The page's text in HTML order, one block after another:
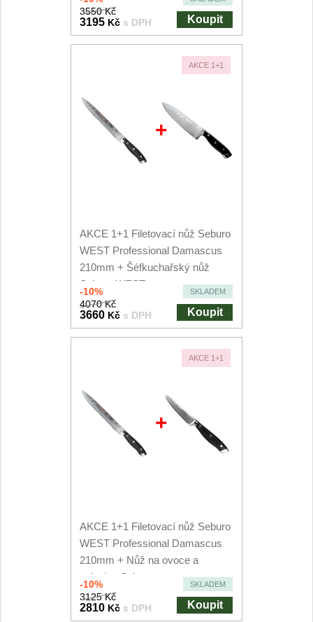
3550 Kč
3195 Kč s DPH Koupit
AKCE 1+1
+
AKCE 1+1 Filetovací nůž Seburo
WEST Professional Damascus
210mm + Šéfkuchařský nůž
Seburo WEST...
-10% SKLADEM
4070 Kč
3660 Kč s DPH Koupit
AKCE 1+1
+
AKCE 1+1 Filetovací nůž Seburo
WEST Professional Damascus
210mm + Nůž na ovoce a
zeleninu Seburo...
-10% SKLADEM
3125 Kč
2810 Kč s DPH Koupit